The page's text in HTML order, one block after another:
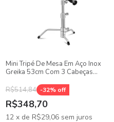
Mini Tripé De Mesa Em Aço Inox
Greika 53cm Com 3 Cabeças
R$514,84 -32% off
R$348,70
12 x de R$29,06 sem juros